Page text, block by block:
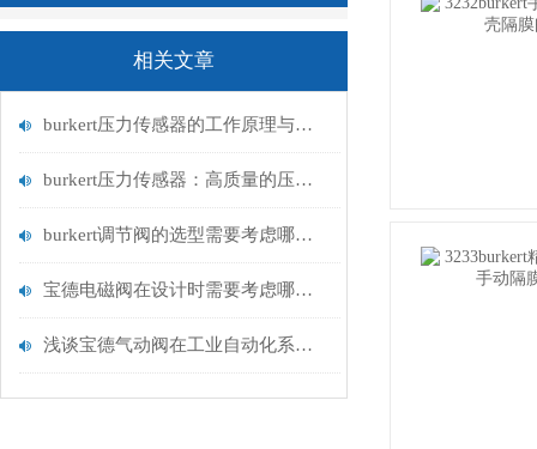
相关文章
burkert压力传感器的工作原理与应用领域
burkert压力传感器：高质量的压力测量解决方案
burkert调节阀的选型需要考虑哪些因素？
宝德电磁阀在设计时需要考虑哪些因素？
浅谈宝德气动阀在工业自动化系统中的作用